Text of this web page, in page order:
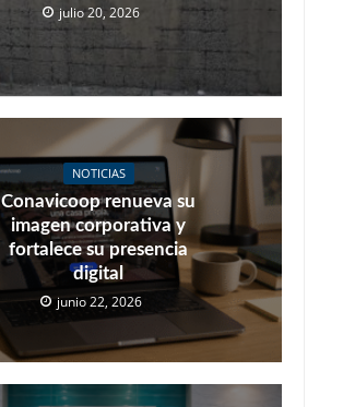
julio 20, 2026
NOTICIAS
Conavicoop renueva su
imagen corporativa y
fortalece su presencia
digital
junio 22, 2026